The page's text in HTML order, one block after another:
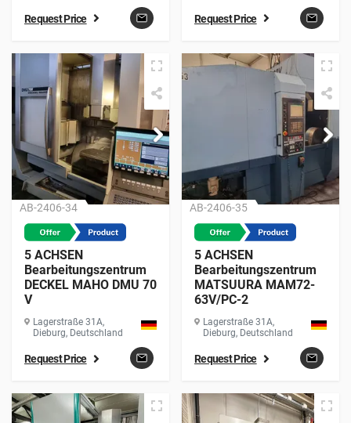
Request Price Request Price
AB-2406-34
5 ACHSEN
Bearbeitungszentrum
DECKEL MAHO DMU 70
V
Lagerstraße 31A,
Dieburg, Deutschland
Request Price
AB-2406-35
5 ACHSEN
Bearbeitungszentrum
MATSUURA MAM72-
63V/PC-2
Lagerstraße 31A,
Dieburg, Deutschland
Request Price